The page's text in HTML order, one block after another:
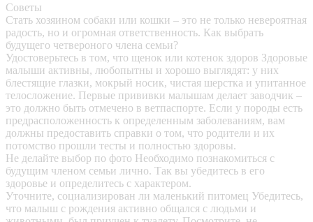
Советы
Стать хозяином собаки или кошки – это не только невероятная
радость, но и огромная ответственность. Как выбрать
будущего четвероного члена семьи?
Удостоверьтесь в том, что щенок или котенок здоров Здоровые
малыши активны, любопытны и хорошо выглядят: у них
блестящие глазки, мокрый носик, чистая шерстка и упитанное
телосложение. Первые прививки малышам делает заводчик –
это должно быть отмечено в ветпаспорте. Если у породы есть
предрасположенность к определенным заболеваниям, вам
должны предоставить справки о том, что родители и их
потомство прошли тесты и полностью здоровы.
Не делайте выбор по фото Необходимо познакомиться с
будущим членом семьи лично. Так вы убедитесь в его
здоровье и определитесь с характером.
Уточните, социализирован ли маленький питомец Убедитесь,
что малыш с рождения активно общался с людьми и